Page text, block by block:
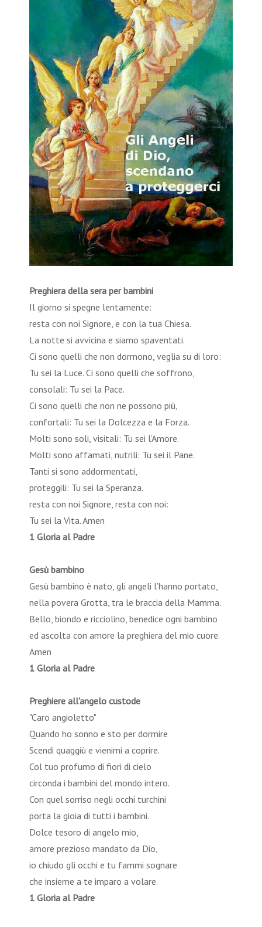
Preghiera della sera per bambini
Il giorno si spegne lentamente:
resta con noi Signore, e con la tua Chiesa.
La notte si avvicina e siamo spaventati.
Ci sono quelli che non dormono, veglia su di loro:
Tu sei la Luce. Ci sono quelli che soffrono,
consolali: Tu sei la Pace.
Ci sono quelli che non ne possono più,
confortali: Tu sei la Dolcezza e la Forza.
Molti sono soli, visitali: Tu sei l’Amore.
Molti sono affamati, nutrili: Tu sei il Pane.
Tanti si sono addormentati,
proteggili: Tu sei la Speranza.
resta con noi Signore, resta con noi:
Tu sei la Vita. Amen
1 Gloria al Padre
Gesù bambino
Gesù bambino è nato, gli angeli l’hanno portato,
nella povera Grotta, tra le braccia della Mamma.
Bello, biondo e ricciolino, benedice ogni bambino
ed ascolta con amore la preghiera del mio cuore.
Amen
1 Gloria al Padre
Preghiere all'angelo custode
"Caro angioletto"
Quando ho sonno e sto per dormire
Scendi quaggiù e vienimi a coprire.
Col tuo profumo di fiori di cielo
circonda i bambini del mondo intero.
Con quel sorriso negli occhi turchini
porta la gioia di tutti i bambini.
Dolce tesoro di angelo mio,
amore prezioso mandato da Dio,
io chiudo gli occhi e tu fammi sognare
che insieme a te imparo a volare.
1 Gloria al Padre